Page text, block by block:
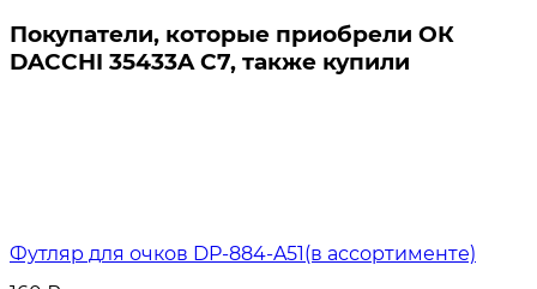
Покупатели, которые приобрели ОК
DACCHI 35433A C7, также купили
Футляр для очков DP-884-A51(в ассортименте)